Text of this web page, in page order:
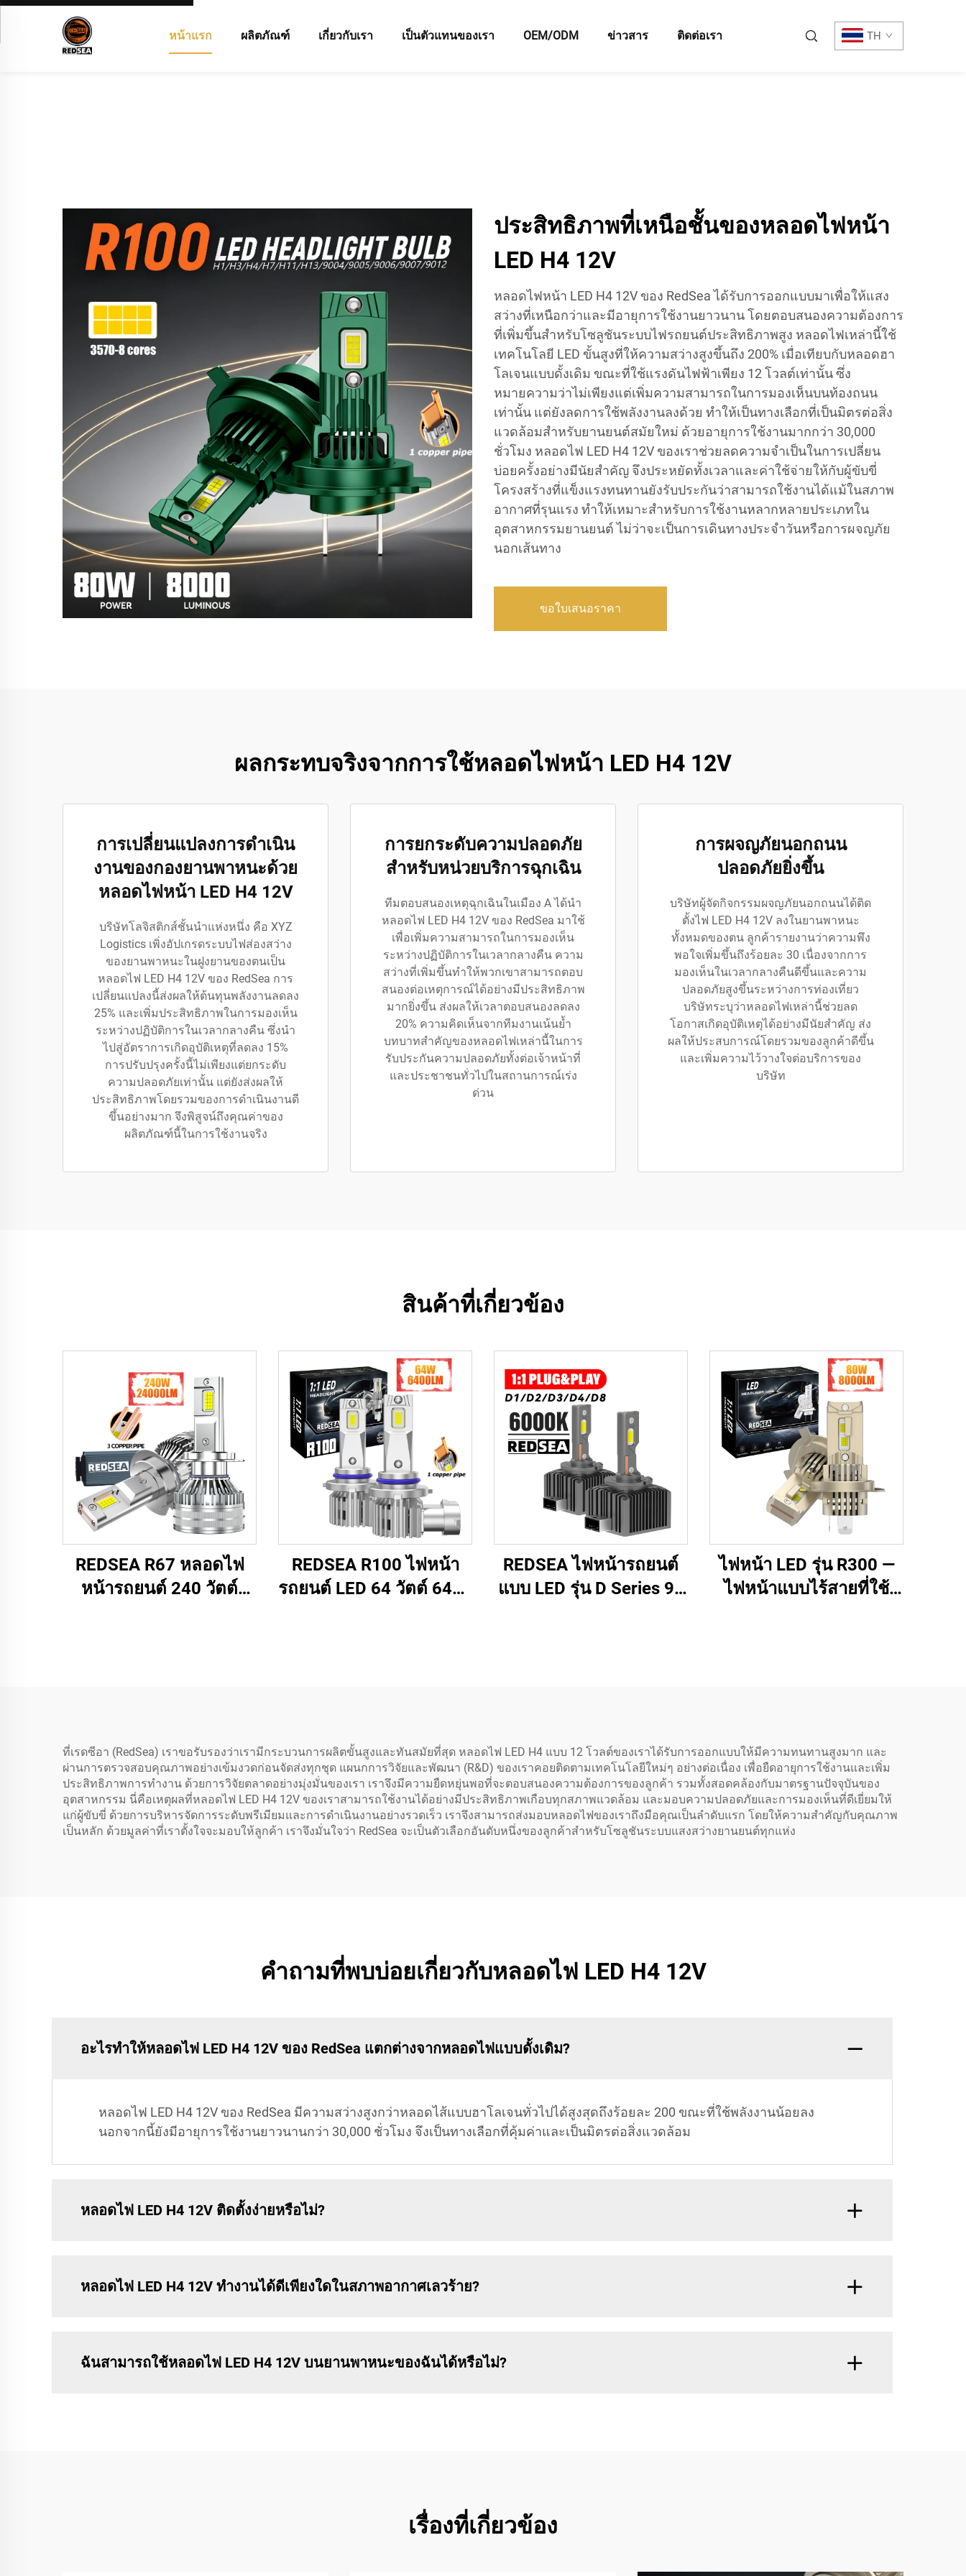
หน้าแรก ผลิตภัณฑ์ เกี่ยวกับเรา เป็นตัวแทนของเรา OEM/ODM ข่าวสาร ติดต่อเรา TH
ประสิทธิภาพที่เหนือชั้นของหลอดไฟหน้า
LED H4 12V
หลอดไฟหน้า LED H4 12V ของ RedSea ได้รับการออกแบบมาเพื่อให้แสง
สว่างที่เหนือกว่าและมีอายุการใช้งานยาวนาน โดยตอบสนองความต้องการ
ที่เพิ่มขึ้นสำหรับโซลูชันระบบไฟรถยนต์ประสิทธิภาพสูง หลอดไฟเหล่านี้ใช้
เทคโนโลยี LED ขั้นสูงที่ให้ความสว่างสูงขึ้นถึง 200% เมื่อเทียบกับหลอดฮา
โลเจนแบบดั้งเดิม ขณะที่ใช้แรงดันไฟฟ้าเพียง 12 โวลต์เท่านั้น ซึ่ง
หมายความว่าไม่เพียงแต่เพิ่มความสามารถในการมองเห็นบนท้องถนน
เท่านั้น แต่ยังลดการใช้พลังงานลงด้วย ทำให้เป็นทางเลือกที่เป็นมิตรต่อสิ่ง
แวดล้อมสำหรับยานยนต์สมัยใหม่ ด้วยอายุการใช้งานมากกว่า 30,000
ชั่วโมง หลอดไฟ LED H4 12V ของเราช่วยลดความจำเป็นในการเปลี่ยน
บ่อยครั้งอย่างมีนัยสำคัญ จึงประหยัดทั้งเวลาและค่าใช้จ่ายให้กับผู้ขับขี่
โครงสร้างที่แข็งแรงทนทานยังรับประกันว่าสามารถใช้งานได้แม้ในสภาพ
อากาศที่รุนแรง ทำให้เหมาะสำหรับการใช้งานหลากหลายประเภทใน
อุตสาหกรรมยานยนต์ ไม่ว่าจะเป็นการเดินทางประจำวันหรือการผจญภัย
นอกเส้นทาง
ขอใบเสนอราคา
ผลกระทบจริงจากการใช้หลอดไฟหน้า LED H4 12V
การเปลี่ยนแปลงการดำเนิน
งานของกองยานพาหนะด้วย
หลอดไฟหน้า LED H4 12V
บริษัทโลจิสติกส์ชั้นนำแห่งหนึ่ง คือ XYZ
Logistics เพิ่งอัปเกรดระบบไฟส่องสว่าง
ของยานพาหนะในฝูงยานของตนเป็น
หลอดไฟ LED H4 12V ของ RedSea การ
เปลี่ยนแปลงนี้ส่งผลให้ต้นทุนพลังงานลดลง
25% และเพิ่มประสิทธิภาพในการมองเห็น
ระหว่างปฏิบัติการในเวลากลางคืน ซึ่งนำ
ไปสู่อัตราการเกิดอุบัติเหตุที่ลดลง 15%
การปรับปรุงครั้งนี้ไม่เพียงแต่ยกระดับ
ความปลอดภัยเท่านั้น แต่ยังส่งผลให้
ประสิทธิภาพโดยรวมของการดำเนินงานดี
ขึ้นอย่างมาก จึงพิสูจน์ถึงคุณค่าของ
ผลิตภัณฑ์นี้ในการใช้งานจริง
การยกระดับความปลอดภัย
สำหรับหน่วยบริการฉุกเฉิน
ทีมตอบสนองเหตุฉุกเฉินในเมือง A ได้นำ
หลอดไฟ LED H4 12V ของ RedSea มาใช้
เพื่อเพิ่มความสามารถในการมองเห็น
ระหว่างปฏิบัติการในเวลากลางคืน ความ
สว่างที่เพิ่มขึ้นทำให้พวกเขาสามารถตอบ
สนองต่อเหตุการณ์ได้อย่างมีประสิทธิภาพ
มากยิ่งขึ้น ส่งผลให้เวลาตอบสนองลดลง
20% ความคิดเห็นจากทีมงานเน้นย้ำ
บทบาทสำคัญของหลอดไฟเหล่านี้ในการ
รับประกันความปลอดภัยทั้งต่อเจ้าหน้าที่
และประชาชนทั่วไปในสถานการณ์เร่ง
ด่วน
การผจญภัยนอกถนน
ปลอดภัยยิ่งขึ้น
บริษัทผู้จัดกิจกรรมผจญภัยนอกถนนได้ติด
ตั้งไฟ LED H4 12V ลงในยานพาหนะ
ทั้งหมดของตน ลูกค้ารายงานว่าความพึง
พอใจเพิ่มขึ้นถึงร้อยละ 30 เนื่องจากการ
มองเห็นในเวลากลางคืนดีขึ้นและความ
ปลอดภัยสูงขึ้นระหว่างการท่องเที่ยว
บริษัทระบุว่าหลอดไฟเหล่านี้ช่วยลด
โอกาสเกิดอุบัติเหตุได้อย่างมีนัยสำคัญ ส่ง
ผลให้ประสบการณ์โดยรวมของลูกค้าดีขึ้น
และเพิ่มความไว้วางใจต่อบริการของ
บริษัท
สินค้าที่เกี่ยวข้อง
REDSEA R67 หลอดไฟ
หน้ารถยนต์ 240 วัตต์
REDSEA R100 ไฟหน้า
รถยนต์ LED 64 วัตต์ 6400
REDSEA ไฟหน้ารถยนต์
แบบ LED รุ่น D Series 90
ไฟหน้า LED รุ่น R300 —
ไฟหน้าแบบไร้สายที่ใช้
ที่เรดซีอา (RedSea) เราขอรับรองว่าเรามีกระบวนการผลิตขั้นสูงและทันสมัยที่สุด หลอดไฟ LED H4 แบบ 12 โวลต์ของเราได้รับการออกแบบให้มีความทนทานสูงมาก และ
ผ่านการตรวจสอบคุณภาพอย่างเข้มงวดก่อนจัดส่งทุกชุด แผนกการวิจัยและพัฒนา (R&D) ของเราคอยติดตามเทคโนโลยีใหม่ๆ อย่างต่อเนื่อง เพื่อยืดอายุการใช้งานและเพิ่ม
ประสิทธิภาพการทำงาน ด้วยการวิจัยตลาดอย่างมุ่งมั่นของเรา เราจึงมีความยืดหยุ่นพอที่จะตอบสนองความต้องการของลูกค้า รวมทั้งสอดคล้องกับมาตรฐานปัจจุบันของ
อุตสาหกรรม นี่คือเหตุผลที่หลอดไฟ LED H4 12V ของเราสามารถใช้งานได้อย่างมีประสิทธิภาพเกือบทุกสภาพแวดล้อม และมอบความปลอดภัยและการมองเห็นที่ดีเยี่ยมให้
แก่ผู้ขับขี่ ด้วยการบริหารจัดการระดับพรีเมียมและการดำเนินงานอย่างรวดเร็ว เราจึงสามารถส่งมอบหลอดไฟของเราถึงมือคุณเป็นลำดับแรก โดยให้ความสำคัญกับคุณภาพ
เป็นหลัก ด้วยมูลค่าที่เราตั้งใจจะมอบให้ลูกค้า เราจึงมั่นใจว่า RedSea จะเป็นตัวเลือกอันดับหนึ่งของลูกค้าสำหรับโซลูชันระบบแสงสว่างยานยนต์ทุกแห่ง
คำถามที่พบบ่อยเกี่ยวกับหลอดไฟ LED H4 12V
อะไรทำให้หลอดไฟ LED H4 12V ของ RedSea แตกต่างจากหลอดไฟแบบดั้งเดิม?
หลอดไฟ LED H4 12V ของ RedSea มีความสว่างสูงกว่าหลอดไส้แบบฮาโลเจนทั่วไปได้สูงสุดถึงร้อยละ 200 ขณะที่ใช้พลังงานน้อยลง
นอกจากนี้ยังมีอายุการใช้งานยาวนานกว่า 30,000 ชั่วโมง จึงเป็นทางเลือกที่คุ้มค่าและเป็นมิตรต่อสิ่งแวดล้อม
หลอดไฟ LED H4 12V ติดตั้งง่ายหรือไม่?
หลอดไฟ LED H4 12V ทำงานได้ดีเพียงใดในสภาพอากาศเลวร้าย?
ฉันสามารถใช้หลอดไฟ LED H4 12V บนยานพาหนะของฉันได้หรือไม่?
เรื่องที่เกี่ยวข้อง